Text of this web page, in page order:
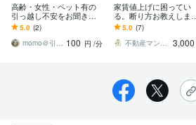
高齢・女性・ペット有の
引っ越し不安をお聞きし
ます 引っ越し25回の経験
者が不安を一緒に整理し
ます
5.0 (2)
momo＠引っ越し相談 100 円 /分
家賃値上げに困ってい
る。断り方お教えします
更新の時に家賃の値上げ
を迫られて困っている。
5.0 (7)
不動産マン1982
3,000